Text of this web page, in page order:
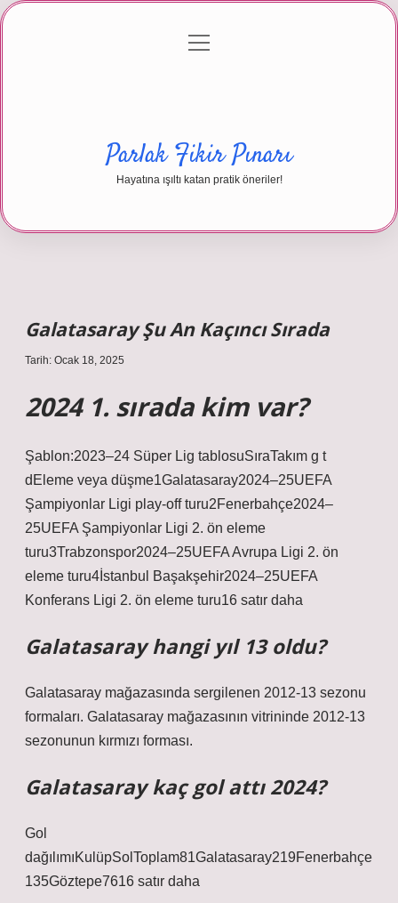
Gizlilik Politikası
menüyü
Parlak Fikir Pınarı
Hayatına ışıltı katan pratik öneriler!
Galatasaray Şu An Kaçıncı Sırada
Tarih: Ocak 18, 2025
2024 1. sırada kim var?
Şablon:2023–24 Süper Lig tablosuSıraTakım g t
dEleme veya düşme1Galatasaray2024–25UEFA
Şampiyonlar Ligi play-off turu2Fenerbahçe2024–
25UEFA Şampiyonlar Ligi 2. ön eleme
turu3Trabzonspor2024–25UEFA Avrupa Ligi 2. ön
eleme turu4İstanbul Başakşehir2024–25UEFA
Konferans Ligi 2. ön eleme turu16 satır daha
Galatasaray hangi yıl 13 oldu?
Galatasaray mağazasında sergilenen 2012-13 sezonu
formaları. Galatasaray mağazasının vitrininde 2012-13
sezonunun kırmızı forması.
Galatasaray kaç gol attı 2024?
Gol
dağılımıKulüpSolToplam81Galatasaray219Fenerbahçe
135Göztepe7616 satır daha